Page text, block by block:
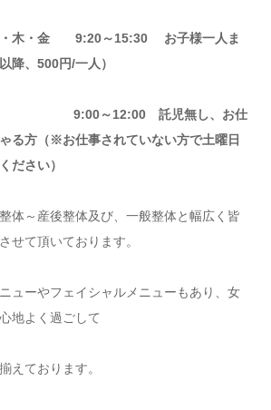
・木・金 9:20～15:30 お子様一人ま
降、500円/一人）
～12:00 託児無し、お仕
る方（※お仕事されていない方で土曜日
ださい）
体～産後整体及び、一般整体と幅広く皆
せて頂いております。
ューやフェイシャルメニューもあり、女
地よく過ごして
えております。